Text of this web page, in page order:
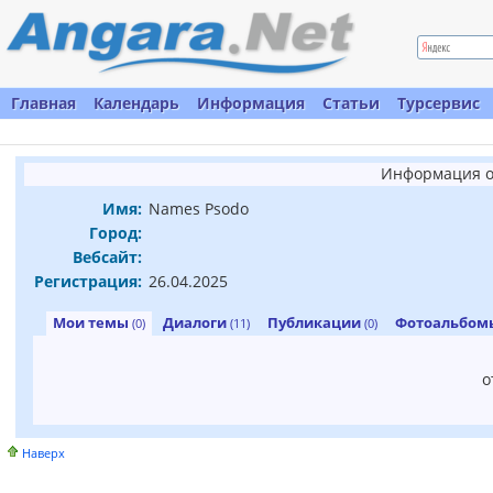
Главная Календарь Информация Статьи Турсервис
Информация
Имя: Names Psodo
Город:
Вебсайт:
Регистрация: 26.04.2025
Мои темы (0) Диалоги (11) Публикации (0)
Наверх